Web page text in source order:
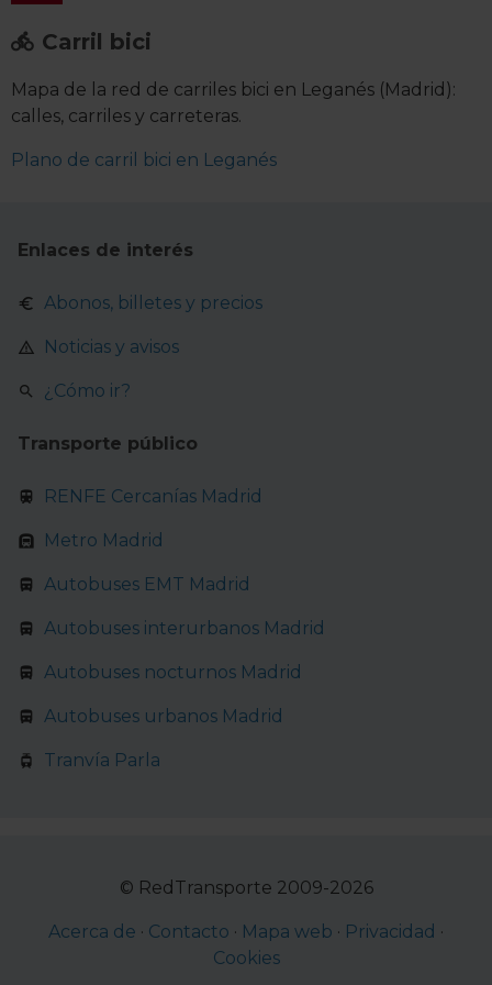
salvo las estrictamente necesarias para el normal
funcionamiento del sitio web. En la sección
tus preferencias y retirar tu consentimiento en cualquier
momento.
Carril bici
Mapa de la red de carriles bici en Leganés (Madrid):
calles, carriles y carreteras.
Plano de carril bici en Leganés
Enlaces de interés
Abonos, billetes y precios
Noticias y avisos
¿Cómo ir?
Transporte público
RENFE Cercanías Madrid
Metro Madrid
Autobuses EMT Madrid
Autobuses interurbanos Madrid
Autobuses nocturnos Madrid
Autobuses urbanos Madrid
Tranvía Parla
© RedTransporte 2009-2026
Acerca de · Contacto · Mapa web · Privacidad ·
Cookies